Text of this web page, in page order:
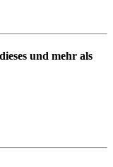
und mehr als